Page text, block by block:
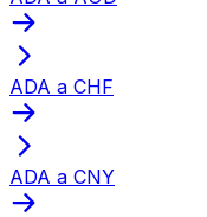
ADA a CHF
ADA a CNY